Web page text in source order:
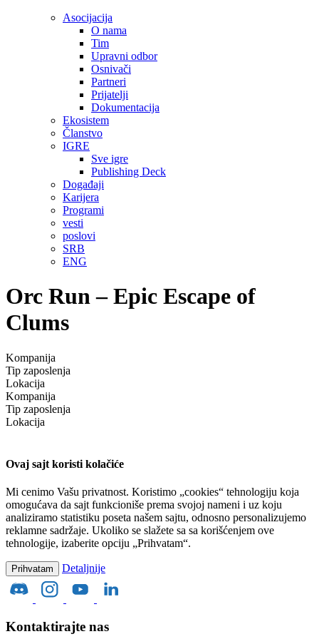
Asocijacija
O nama
Tim
Upravni odbor
Osnivači
Partneri
Prijatelji
Dokumentacija
Ekosistem
Članstvo
IGRE
Sve igre
Publishing Deck
Događaji
Karijera
Programi
vesti
poslovi
SRB
ENG
Orc Run – Epic Escape of
Clums
Kompanija
Tip zaposlenja
Lokacija
Kompanija
Tip zaposlenja
Lokacija
Ovaj sajt koristi kolačiće
Mi cenimo Vašu privatnost. Koristimo „cookies“ tehnologiju koja
omogućava da sajt funkcioniše prema svojoj nameni i uz koju
analiziramo statistiku poseta našem sajtu, odnosno personalizujemo
reklamne sadržaje. Ukoliko se slažete sa sa korišćenjem ove
tehnologije, izaberite opciju „Prihvatam“.
Prihvatam Detaljnije
Kontaktirajte nas